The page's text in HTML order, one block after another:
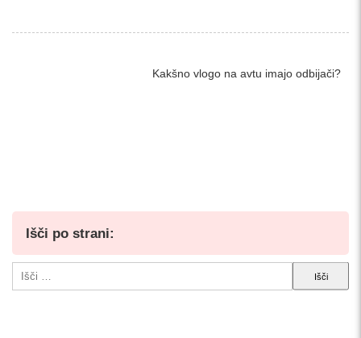
Kakšno vlogo na avtu imajo odbijači?
Išči po strani: